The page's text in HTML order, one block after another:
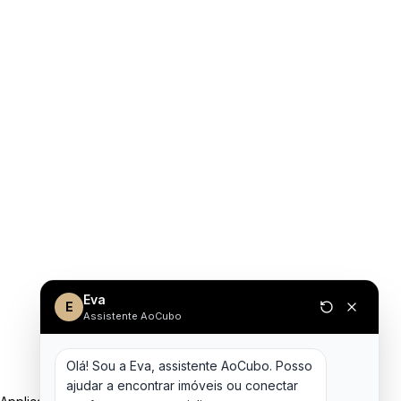
E Eva
Assistente AoCubo
Olá! Sou a Eva, assistente AoCubo. Posso
ajudar a encontrar imóveis ou conectar